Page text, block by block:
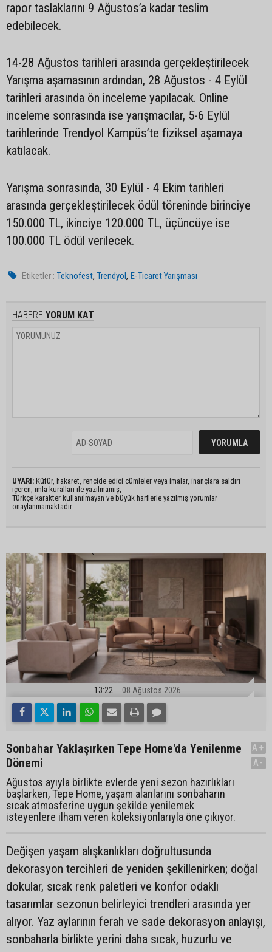
rapor taslaklarını 9 Ağustos’a kadar teslim
‎edebilecek.‎
‎14-28 Ağustos tarihleri arasında gerçekleştirilecek
Yarışma aşamasının ardından, 28 ‎Ağustos - 4 Eylül
tarihleri arasında ön inceleme yapılacak. Online
inceleme sonrasında ise ‎yarışmacılar, 5-6 Eylül
tarihlerinde Trendyol Kampüs’te fiziksel aşamaya
katılacak.‎
Yarışma sonrasında, 30 Eylül - 4 Ekim tarihleri
arasında gerçekleştirilecek ödül töreninde ‎birinciye
150.000 TL, ikinciye 120.000 TL, üçüncüye ise
100.000 TL ödül verilecek.‎
Etiketler : Teknofest,Trendyol,E-Ticaret Yarışması
HABERE YORUM KAT
UYARI: Küfür, hakaret, rencide edici cümleler veya imalar, inançlara saldırı
içeren, imla kuralları ile yazılmamış,
Türkçe karakter kullanılmayan ve büyük harflerle yazılmış yorumlar
onaylanmamaktadır.
13:22 08 Ağustos 2026
Sonbahar Yaklaşırken Tepe Home'da Yenilenme
Dönemi
Ağustos ayıyla birlikte evlerde yeni sezon hazırlıkları
başlarken, Tepe Home, yaşam alanlarını sonbaharın
sıcak atmosferine uygun şekilde yenilemek
isteyenlere ilham veren koleksiyonlarıyla öne çıkıyor.
A+
A-
Değişen yaşam alışkanlıkları doğrultusunda
dekorasyon tercihleri de yeniden şekillenirken; doğal
dokular, sıcak renk paletleri ve konfor odaklı
tasarımlar sezonun belirleyici trendleri arasında yer
alıyor. Yaz aylarının ferah ve sade dekorasyon anlayışı,
sonbaharla birlikte yerini daha sıcak, huzurlu ve